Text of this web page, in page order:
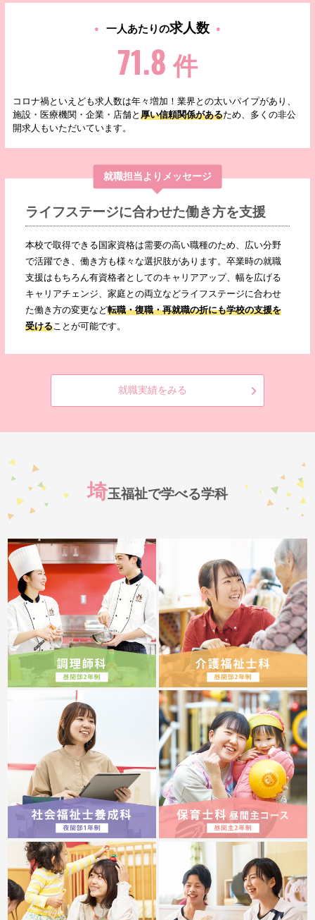
一人あたりの求人数
71.8件
コロナ禍といえども求人数は年々増加！業界との太いパイプがあり、
施設・医療機関・企業・店舗と厚い信頼関係があるため、多くの非公
開求人もいただいています。
就職担当よりメッセージ
ライフステージに合わせた働き方を支援
本校で取得できる国家資格は需要の高い職種のため、広い分野
で活躍でき、働き方も様々な選択肢があります。卒業時の就職
支援はもちろん有資格者としてのキャリアアップ、幅を広げる
キャリアチェンジ、家庭との両立などライフステージに合わせ
た働き方の変更など転職・復職・再就職の折にも学校の支援を
受けることが可能です。
就職実績をみる
埼玉福祉で学べる学科